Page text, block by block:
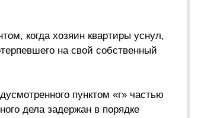
когда хозяин квартиры уснул,
на свой собственный
пунктом «г» частью
дела задержан в порядке